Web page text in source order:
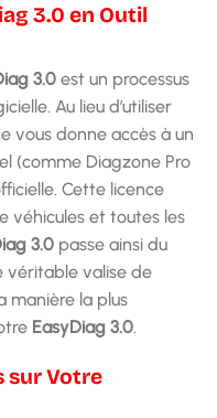
3.0 en Outil
3.0 est un processus
Au lieu d’utiliser
vous donne accès à un
(comme Diagzone Pro
Cette licence
véhicules et toutes les
3.0 passe ainsi du
véritable valise de
manière la plus
EasyDiag 3.0.
sur Votre